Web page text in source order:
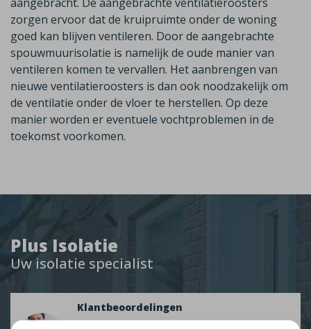
Plus Isolatie
Uw isolatie specialist
Klantbeoordelingen
zorgen ervoor dat de kruipruimte onder de woning
goed kan blijven ventileren. Door de aangebrachte
spouwmuurisolatie is namelijk de oude manier van
ventileren komen te vervallen. Het aanbrengen van
nieuwe ventilatieroosters is dan ook noodzakelijk om
de ventilatie onder de vloer te herstellen. Op deze
manier worden er eventuele vochtproblemen in de
toekomst voorkomen.